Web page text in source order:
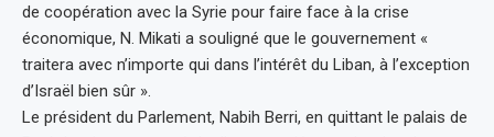
de coopération avec la Syrie pour faire face à la crise
économique, N. Mikati a souligné que le gouvernement «
traitera avec n’importe qui dans l’intérêt du Liban, à l’exception
d’Israël bien sûr ».
Le président du Parlement, Nabih Berri, en quittant le palais de